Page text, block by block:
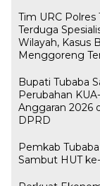
Tim URC
Terduga
Wilayah, Kasus
Menggoreng
Bupati Tubaba
Perubahan
Anggaran 2026
DPRD
Pemkab
Sambut HUT